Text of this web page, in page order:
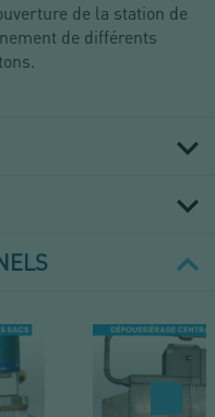
de la station de
de différents